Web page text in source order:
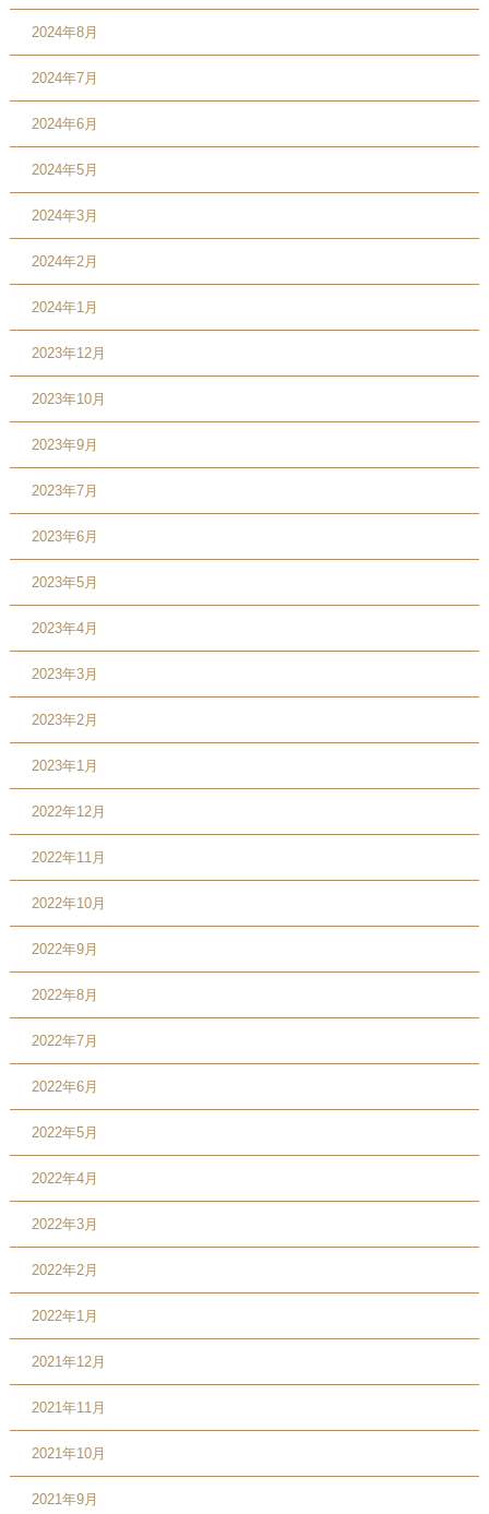
2024年8月
2024年7月
2024年6月
2024年5月
2024年3月
2024年2月
2024年1月
2023年12月
2023年10月
2023年9月
2023年7月
2023年6月
2023年5月
2023年4月
2023年3月
2023年2月
2023年1月
2022年12月
2022年11月
2022年10月
2022年9月
2022年8月
2022年7月
2022年6月
2022年5月
2022年4月
2022年3月
2022年2月
2022年1月
2021年12月
2021年11月
2021年10月
2021年9月